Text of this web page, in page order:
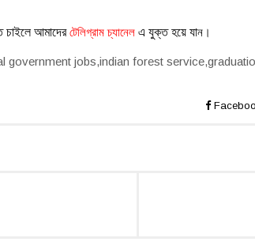
চাইলে আমাদেরটেলিগ্রাম চ্যানেল এ যুক্ত হয়ে যান।
government jobs,indian forest service,